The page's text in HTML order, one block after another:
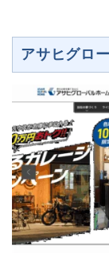
アサヒグロ